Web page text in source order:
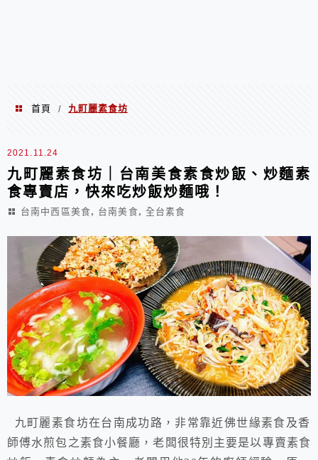
首頁 / 九町麗素食坊
九町麗素食坊
2021.11.24
九町麗素食坊｜台南美食素食炒飯、炒麵素
食專賣店，快來吃炒飯炒麵哦！
台南中西區美食, 台南美食, 全台素食
九町麗素食坊在台南成功路，非常靠近佛世緣素食及香
師傅水煎包之素食小餐廳，老闆很特別主要是以專賣素食